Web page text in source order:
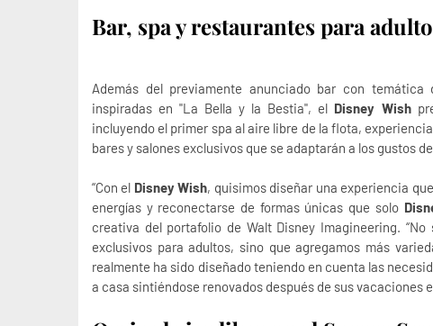
Bar, spa y restaurantes para
Además del previamente anunciado bar con temática
inspiradas en "La Bella y la Bestia", el Disney Wish
incluyendo el primer spa al aire libre de la flota,
bares y salones exclusivos que se adaptarán a los gustos
“Con el Disney Wish, quisimos diseñar una experiencia
energías y reconectarse de formas únicas que solo
creativa del portafolio de Walt Disney Imagineering.
exclusivos para adultos, sino que agregamos más
realmente ha sido diseñado teniendo en cuenta las
a casa sintiéndose renovados después de sus vacaciones